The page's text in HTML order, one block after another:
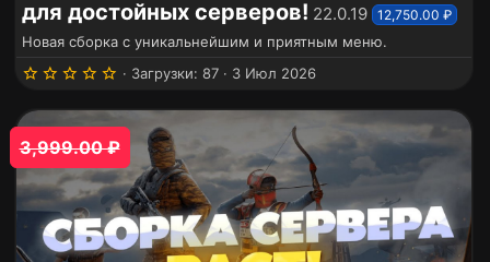
о
для достойных серверов! 22.0.19 12,750.00 ₽
Новая сборка с уникальнейшим и приятным меню.
5
з
в
ё
з
д
Загрузки 87 3 Июл 2026
3,999.00 ₽